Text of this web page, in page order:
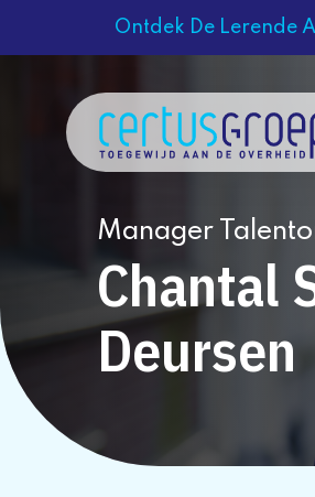
Ontdek De Lerende
Manager
Chantal
Deursen